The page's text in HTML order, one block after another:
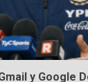
y Google